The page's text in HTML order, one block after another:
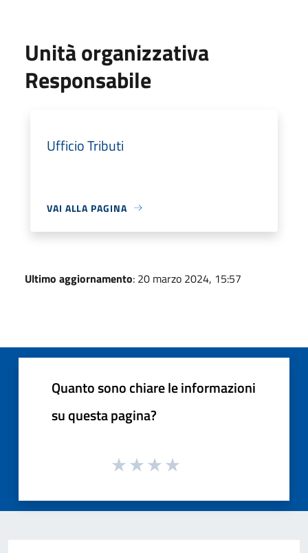
Unità organizzativa
Responsabile
Ufficio Tributi
VAI ALLA PAGINA
Ultimo aggiornamento: 20 marzo 2024, 15:57
Quanto sono chiare le informazioni
su questa pagina?